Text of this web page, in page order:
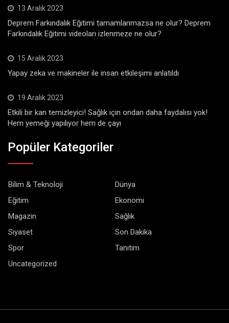
13 Aralık 2023
Deprem Farkındalık Eğitimi tamamlanmazsa ne olur? Deprem
Farkındalık Eğitimi videoları izlenmeze ne olur?
15 Aralık 2023
Yapay zeka ve makineler ile insan etkileşimi anlatıldı
19 Aralık 2023
Etkili bir kan temizleyici! Sağlık için ondan daha faydalısı yok!
Hem yemeği yapılıyor hem de çayı
Popüler Kategoriler
Bilim & Teknoloji
Dünya
Eğitim
Ekonomi
Magazin
Sağlık
Siyaset
Son Dakika
Spor
Tanıtım
Uncategorized